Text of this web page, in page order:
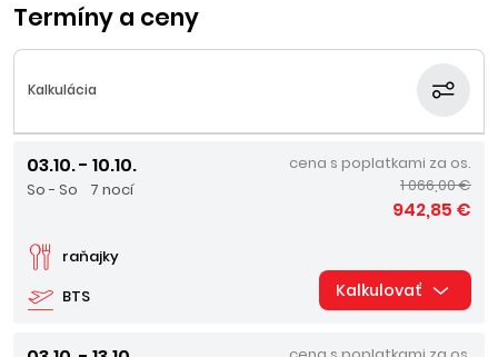
Termíny a ceny
Kalkulácia
03.10. - 10.10.
So - So 7 nocí
BTS
raňajky
cena s poplatkami za os.
1 066,00 €
942,85 €
Kalkulovať